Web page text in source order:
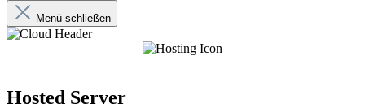
Menü schließen
Hosted Server